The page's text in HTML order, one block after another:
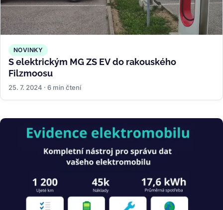
NOVINKY
S elektrickým MG ZS EV do rakouského
Filzmoosu
25. 7. 2024 · 6 min čtení
Obrázek